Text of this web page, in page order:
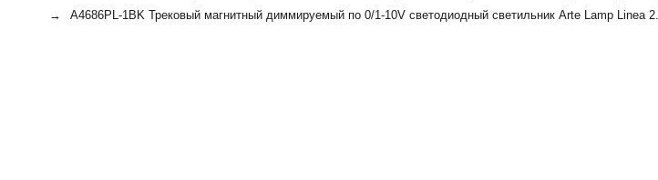
A4686PL-1BK Трековый магнитный диммируемый по 0/1-10V светодиодный светильник Arte Lamp Linea